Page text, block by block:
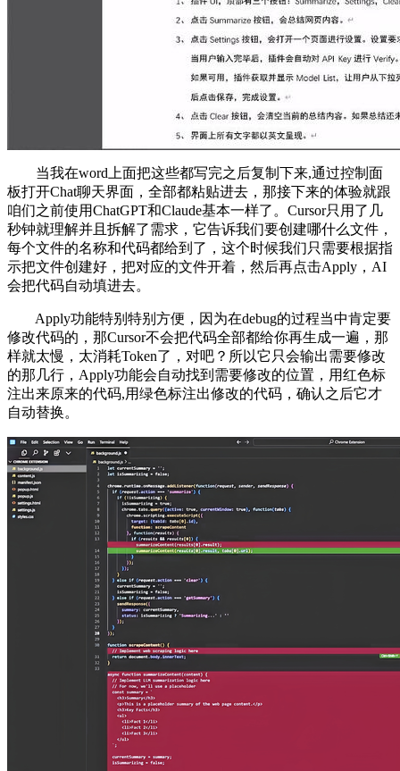
当我在word上面把这些都写完之后复制下来,通过控制面
板打开Chat聊天界面，全部都粘贴进去，那接下来的体验就跟
咱们之前使用ChatGPT和Claude基本一样了。Cursor只用了几
秒钟就理解并且拆解了需求，它告诉我们要创建哪什么文件，
每个文件的名称和代码都给到了，这个时候我们只需要根据指
示把文件创建好，把对应的文件开着，然后再点击Apply，AI
会把代码自动填进去。
Apply功能特别特别方便，因为在debug的过程当中肯定要
修改代码的，那Cursor不会把代码全部都给你再生成一遍，那
样就太慢，太消耗Token了，对吧？所以它只会输出需要修改
的那几行，Apply功能会自动找到需要修改的位置，用红色标
注出来原来的代码,用绿色标注出修改的代码，确认之后它才
自动替换。